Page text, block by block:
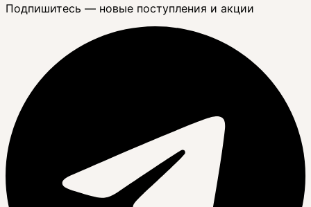
Подпишитесь — новые поступления и акции